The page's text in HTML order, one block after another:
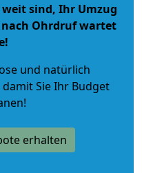
weit sind, Ihr Umzug
Ohrdruf wartet
und natürlich
damit Sie Ihr Budget
erhalten